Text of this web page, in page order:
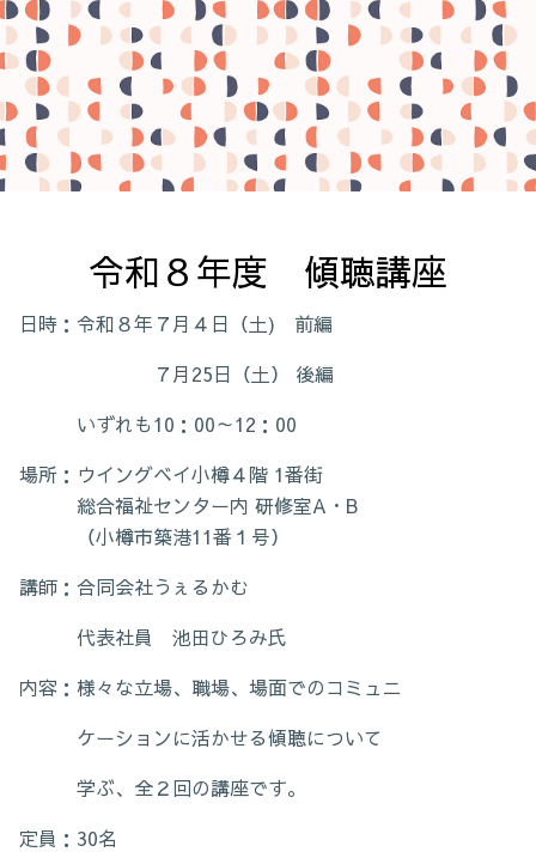
令和８年度　傾聴講座
日時：令和８年７月４日（土) 前編
７月25日（土） 後編
いずれも10：00～12：00
場所：ウイングベイ小樽４階 1番街
総合福祉センター内 研修室A・B
（小樽市築港11番１号）
講師：合同会社うぇるかむ
代表社員 池田ひろみ氏
内容：様々な立場、職場、場面でのコミュニ
ケーションに活かせる傾聴について
学ぶ、全２回の講座です。
定員：30名